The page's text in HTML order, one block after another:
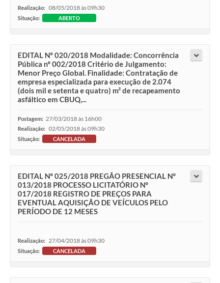
Realização: 08/05/2018 às 09h30
Situação: ABERTO
EDITAL Nº 020/2018 Modalidade: Concorrência
Pública nº 002/2018 Critério de Julgamento:
Menor Preço Global. Finalidade: Contratação de
empresa especializada para execução de 2.074
(dois mil e setenta e quatro) m² de recapeamento
asfáltico em CBUQ,...
Postagem: 27/03/2018 às 16h00
Realização: 02/05/2018 às 09h30
Situação: CANCELADA
EDITAL Nº 025/2018 PREGÃO PRESENCIAL Nº
013/2018 PROCESSO LICITATÓRIO Nº
017/2018 REGISTRO DE PREÇOS PARA
EVENTUAL AQUISIÇÃO DE VEÍCULOS PELO
PERÍODO DE 12 MESES
Realização: 27/04/2018 às 09h30
Situação: CANCELADA